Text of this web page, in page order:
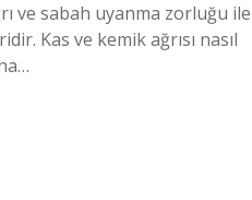
ve sabah uyanma zorluğu ile
Kas ve kemik ağrısı nasıl